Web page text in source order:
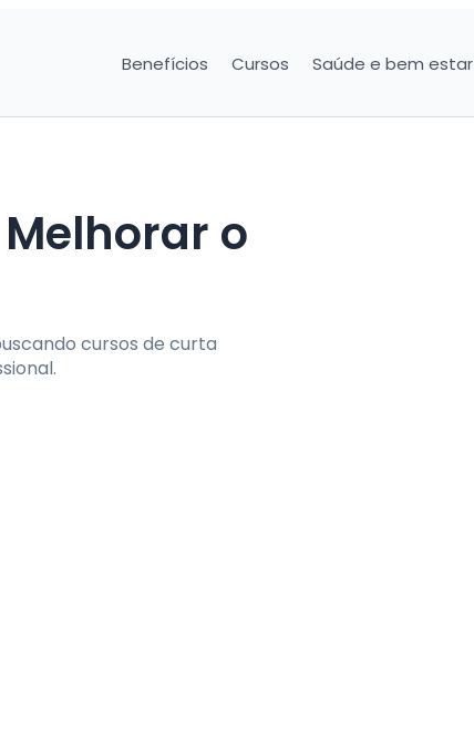
Benefícios Cursos Saúde e bem estar
o
cursos de curta